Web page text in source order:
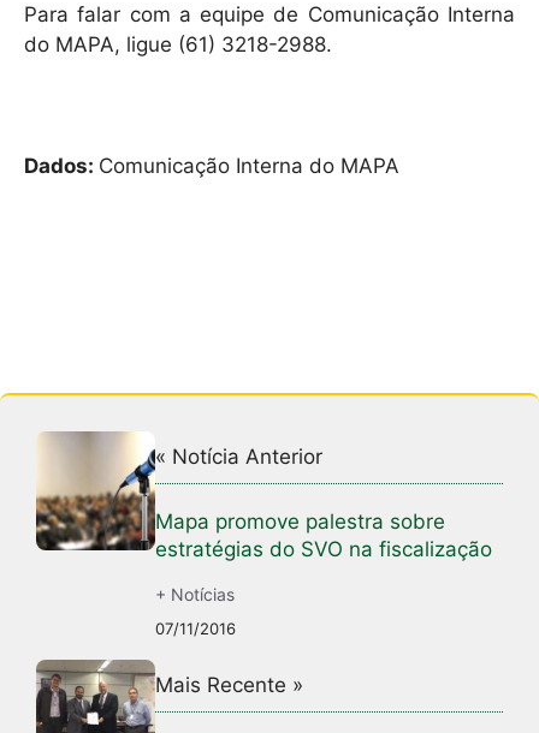
Para falar com a equipe de Comunicação Interna
do MAPA, ligue (61) 3218-2988.
Dados: Comunicação Interna do MAPA
« Notícia Anterior
Mapa promove palestra sobre
estratégias do SVO na fiscalização
+ Notícias
07/11/2016
Mais Recente »